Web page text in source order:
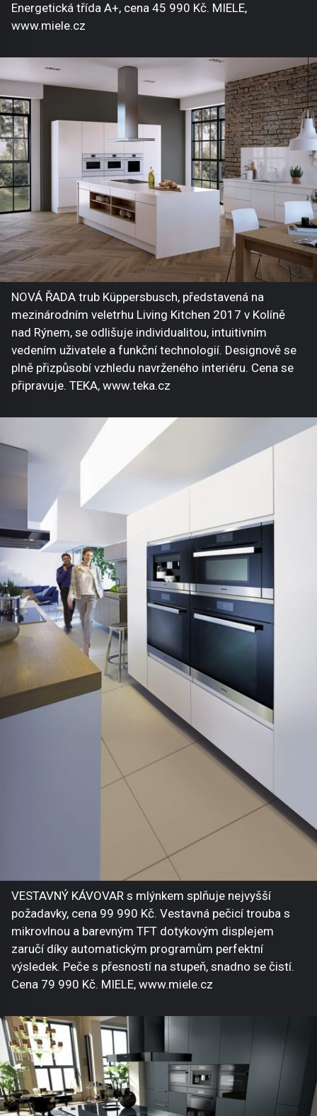
Energetická třída A+, cena 45 990 Kč. MIELE,
www.miele.cz
NOVÁ ŘADA trub Küppersbusch, představená na
mezinárodním veletrhu Living Kitchen 2017 v Kolíně
nad Rýnem, se odlišuje individualitou, intuitivním
vedením uživatele a funkční technologií. Designově se
plně přizpůsobí vzhledu navrženého interiéru. Cena se
připravuje. TEKA, www.teka.cz
VESTAVNÝ KÁVOVAR s mlýnkem splňuje nejvyšší
požadavky, cena 99 990 Kč. Vestavná pečicí trouba s
mikrovlnou a barevným TFT dotykovým displejem
zaručí díky automatickým programům perfektní
výsledek. Peče s přesností na stupeň, snadno se čistí.
Cena 79 990 Kč. MIELE, www.miele.cz